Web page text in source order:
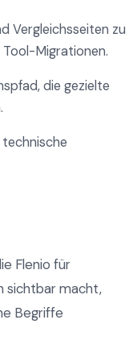
Vergleichsseiten zu
Migrationen.
die gezielte
Flenio für
sichtbar macht,
Begriffe